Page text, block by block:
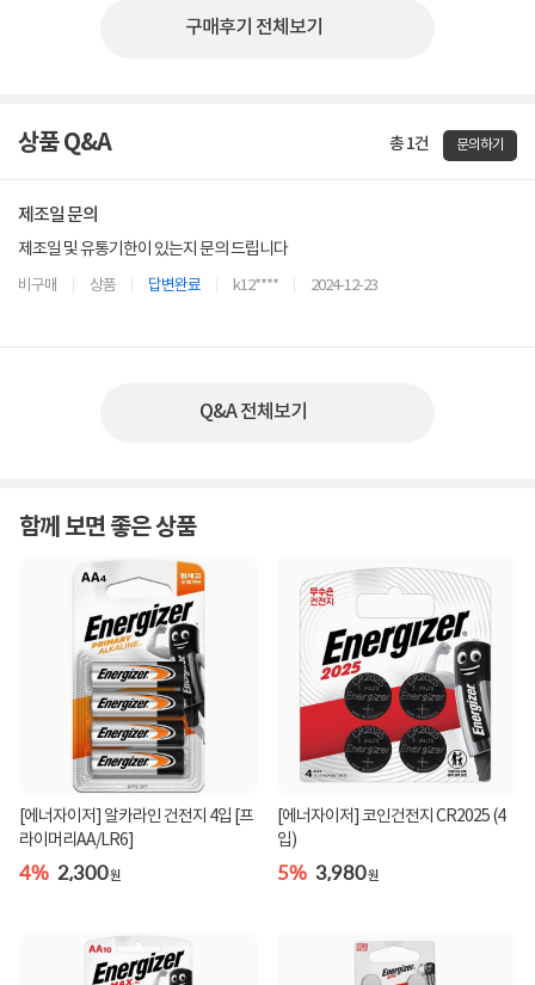
구매후기 전체보기
상품 Q&A 총 1건 문의하기
제조일 문의
제조일 및 유통기한이 있는지 문의 드립니다
비구매 상품 답변완료 k12**** 2024-12-23
Q&A 전체보기
함께 보면 좋은 상품
[에너자이저] 알카라인 건전지 4입 [프
라이머리AA/LR6]
4% 2,300원
[에너자이저] 코인건전지 CR2025 (4
입)
5% 3,980원